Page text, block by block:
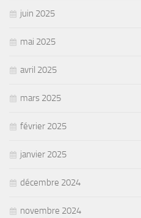
juin 2025
mai 2025
avril 2025
mars 2025
février 2025
janvier 2025
décembre 2024
novembre 2024